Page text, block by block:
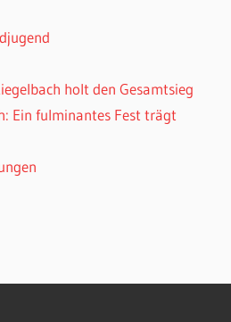
holt den Gesamtsieg
Ein fulminantes Fest trägt